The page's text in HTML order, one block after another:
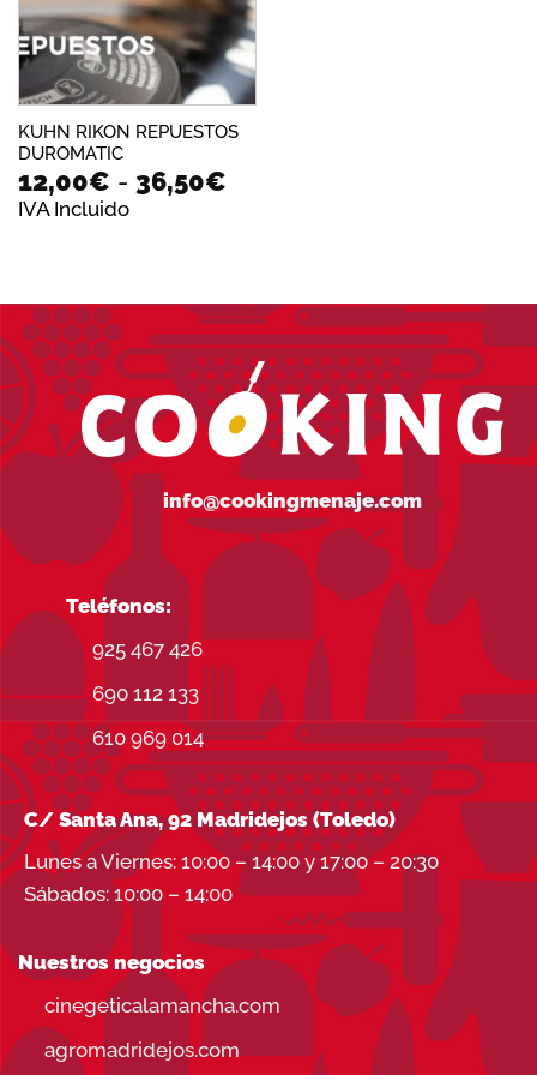
KUHN RIKON REPUESTOS
DUROMATIC
12,00€ - 36,50€Rango
hasta
36,50€
IVA Incluido
info@cookingmenaje.com
Teléfonos:
925 467 426
690 112 133
610 969 014
C/ Santa Ana, 92 Madridejos (Toledo)
Lunes a Viernes: 10:00 – 14:00 y 17:00 – 20:30
Sábados: 10:00 – 14:00
Nuestros negocios
cinegeticalamancha.com
agromadridejos.com